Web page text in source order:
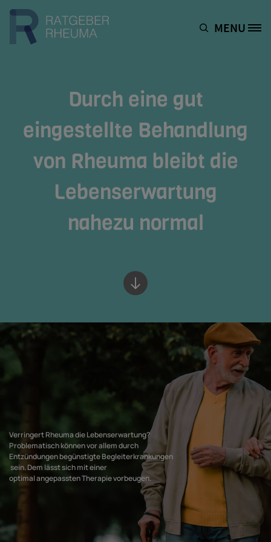
Site Logo MENU
Durch eine gut
eingestellte Behandlung
von Rheuma bleibt die
Lebenserwartung
nahezu normal
Bottom of hero banner
Verringert Rheuma die Lebenserwartung?
Problematisch können vor allem durch
Entzündungen begünstigte Begleiterkrankungen
sein. Dem lässt sich mit einer
optimal angepassten Therapie vorbeugen.